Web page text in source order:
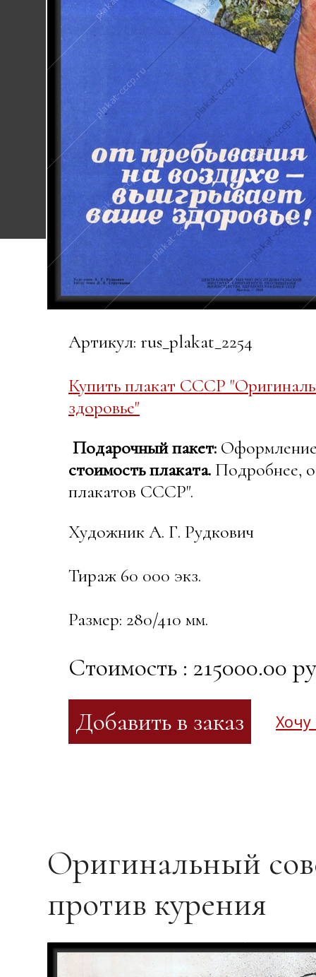
Артикул: rus_plakat_2254
Купить плакат СССР
здоровье"
Подарочный пакет: Оформление
стоимость плаката. Подробнее,
плакатов СССР".
Художник А. Г. Рудкович
Тираж 60 000 экз.
Размер: 280/410 мм.
Стоимость : 215000.00
Хочу
Оригинальный
против курения